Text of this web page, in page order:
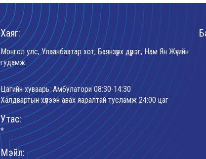
Хаяг:
Монгол улс, Улаанбаатар хот, Баянзүрх дүүрэг, Нам Ян Жүгийн
гудамж.
Цагийн хуваарь: Амбулатори 08:30-14:30
Халдвартын хүлээн авах яаралтай тусламж 24:00 цаг
Утас:
*
Мэйл: